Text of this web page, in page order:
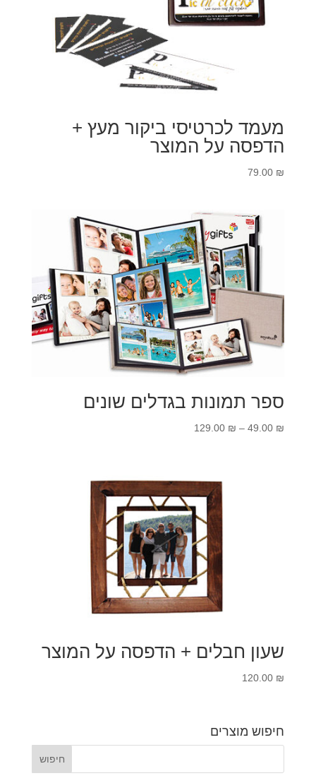
מעמד לכרטיסי ביקור מעץ +
הדפסה על המוצר
79.00 ₪
ספר תמונות בגדלים שונים
49.00 ₪
–
129.00 ₪
טווח
⁦129.00 ₪⁩
שעון חבלים + הדפסה על המוצר
120.00 ₪
חיפוש מוצרים